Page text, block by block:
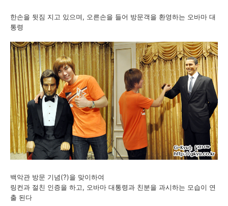
한손을 뒷짐 지고 있으며, 오른손을 들어 방문객을 환영하는 오바마 대
통령
백악관 방문 기념(?)을 맞이하여
링컨과 절친 인증을 하고, 오바마 대통령과 친분을 과시하는 모습이 연
출 된다